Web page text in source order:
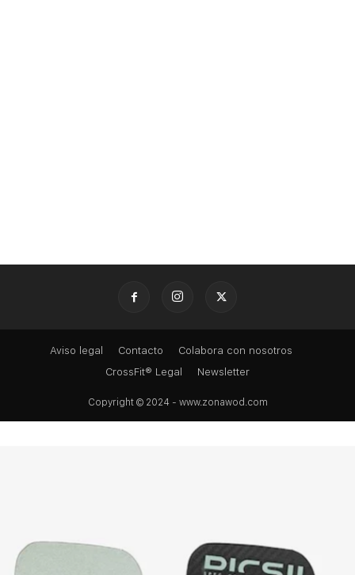
Aviso legal Contacto
Colabora con nosotros
CrossFit® Legal
Newsletter
Copyright © 2024 - www.zonawod.com